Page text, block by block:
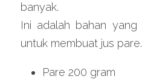
banyak.
Ini adalah bahan
untuk membuat jus pare.
Pare 200 gram